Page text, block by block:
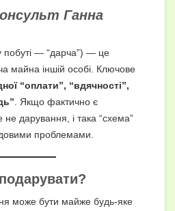
Ганна
побуті — “дарча”) — це
майна іншій особі. Ключове
“оплати”, “вдячності”,
. Якщо фактично є
дарування, і така “схема”
проблемами.
може бути майже будь-яке